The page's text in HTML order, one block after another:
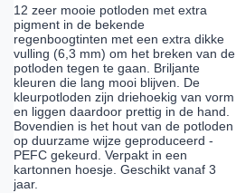
12 zeer mooie potloden met extra
pigment in de bekende
regenboogtinten met een extra dikke
vulling (6,3 mm) om het breken van de
potloden tegen te gaan. Briljante
kleuren die lang mooi blijven. De
kleurpotloden zijn driehoekig van vorm
en liggen daardoor prettig in de hand.
Bovendien is het hout van de potloden
op duurzame wijze geproduceerd -
PEFC gekeurd. Verpakt in een
kartonnen hoesje. Geschikt vanaf 3
jaar.